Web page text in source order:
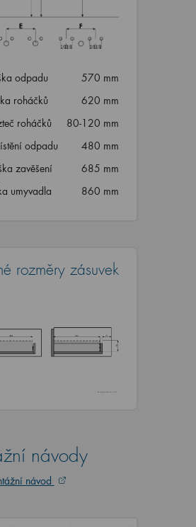
odpadu
570 mm
roháčků
620 mm
roháčků
80-120 mm
odpadu
480 mm
zavěšení
685 mm
umyvadla
860 mm
rozměry zásuvek
návody
návod